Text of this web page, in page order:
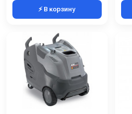
⚡ В корзину